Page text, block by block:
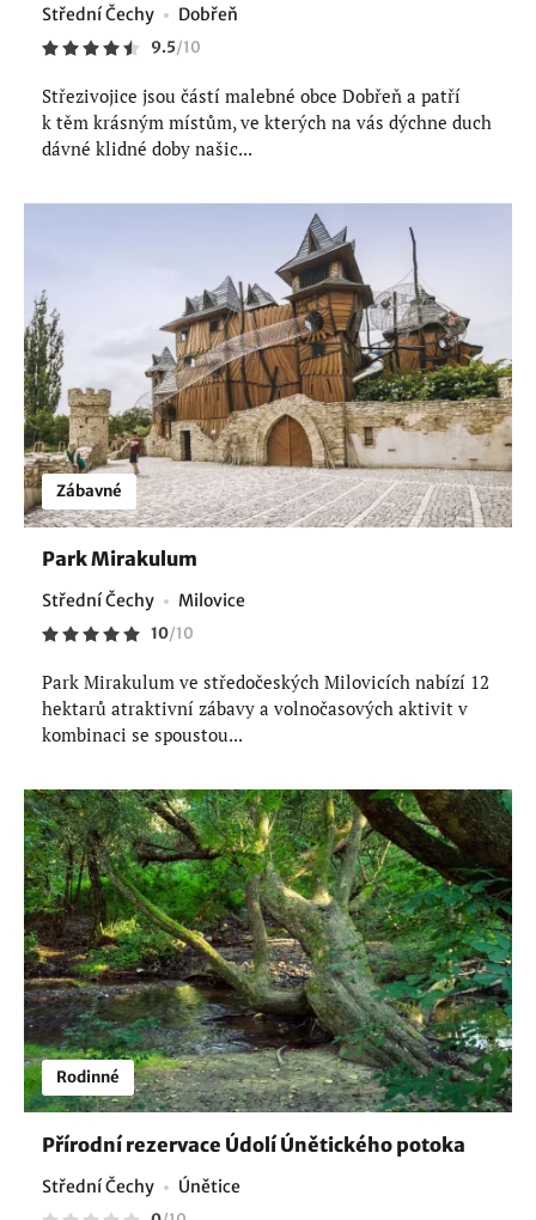
Střední Čechy Dobřeň
9.5/10
Střezivojice jsou částí malebné obce Dobřeň a patří
k těm krásným místům, ve kterých na vás dýchne duch
dávné klidné doby našic...
Zábavné
Park Mirakulum
Střední Čechy Milovice
10/10
Park Mirakulum ve středočeských Milovicích nabízí 12
hektarů atraktivní zábavy a volnočasových aktivit v
kombinaci se spoustou...
Rodinné
Přírodní rezervace Údolí Únětického potoka
Střední Čechy Únětice